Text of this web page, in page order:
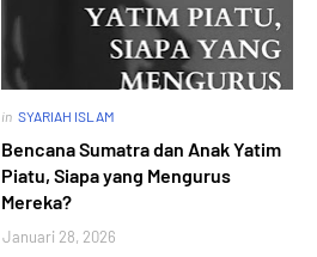
in SYARIAH ISLAM
Bencana Sumatra dan Anak Yatim
Piatu, Siapa yang Mengurus
Mereka?
Januari 28, 2026